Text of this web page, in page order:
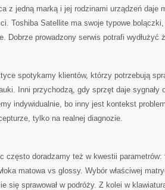
z jedną marką i jej rodzinami urządzeń daje
Toshiba Satellite ma swoje typowe
Dobrze prowadzony serwis potrafi wydłużyć
spotykamy klientów, którzy potrzebują
Inni przychodzą, gdy sprzęt daje sygnały
indywidualnie, bo inny jest kontekst
tylko na realnej diagnozie.
często doradzamy też w kwestii
matowa vs glossy. Wybór właściwej
się sprawował w podróży. Z kolei w